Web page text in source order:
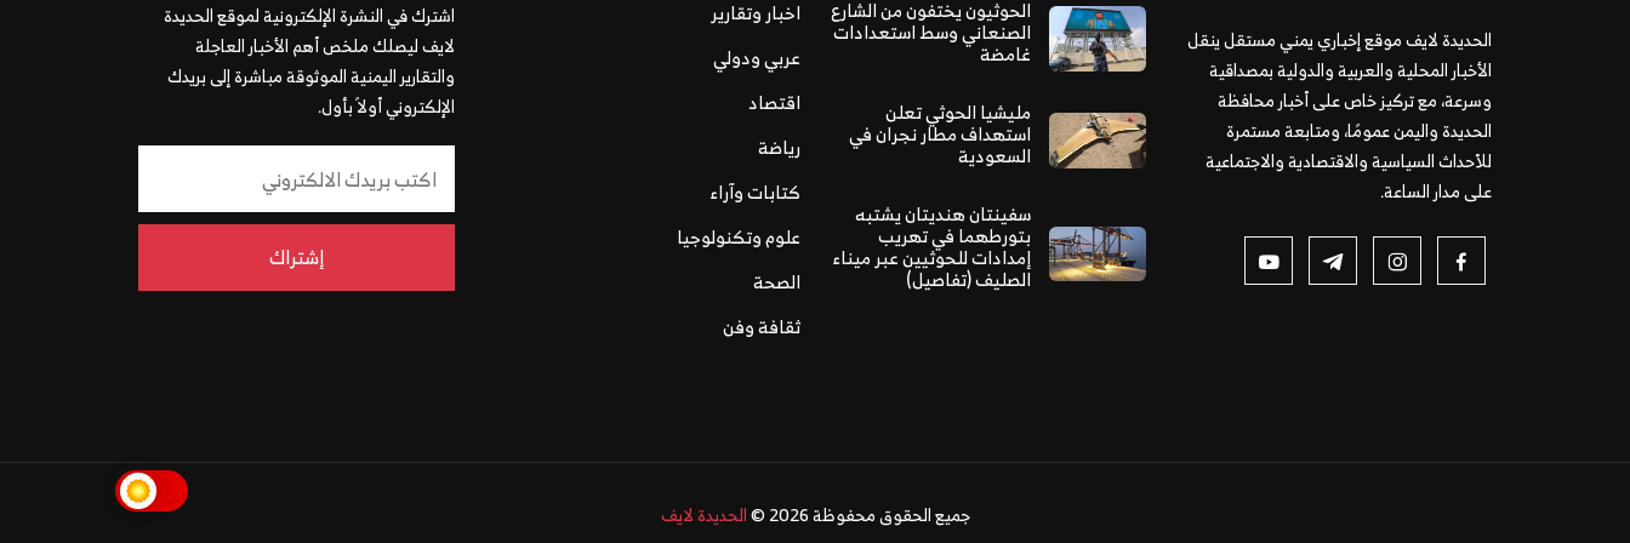
الحديدة لايف موقع إخباري يمني مستقل ينقل
الأخبار المحلية والعربية والدولية بمصداقية
وسرعة، مع تركيز خاص على أخبار محافظة
الحديدة واليمن عمومًا، ومتابعة مستمرة
للأحداث السياسية والاقتصادية والاجتماعية
على مدار الساعة.
الحوثيون يختفون من الشارع
الصنعاني وسط استعدادات
غامضة
مليشيا الحوثي تعلن
استهداف مطار نجران في
السعودية
سفينتان هنديتان يشتبه
بتورطهما في تهريب
إمدادات للحوثيين عبر ميناء
الصليف (تفاصيل)
اخبار وتقارير
عربي ودولي
اقتصاد
رياضة
كتابات وآراء
علوم وتكنولوجيا
الصحة
ثقافة وفن
اشترك في النشرة الإلكترونية لموقع الحديدة
لايف ليصلك ملخص أهم الأخبار العاجلة
والتقارير اليمنية الموثوقة مباشرة إلى بريدك
الإلكتروني أولاً بأول.
إشتراك
جميع الحقوق محفوظة 2026 © الحديدة لايف